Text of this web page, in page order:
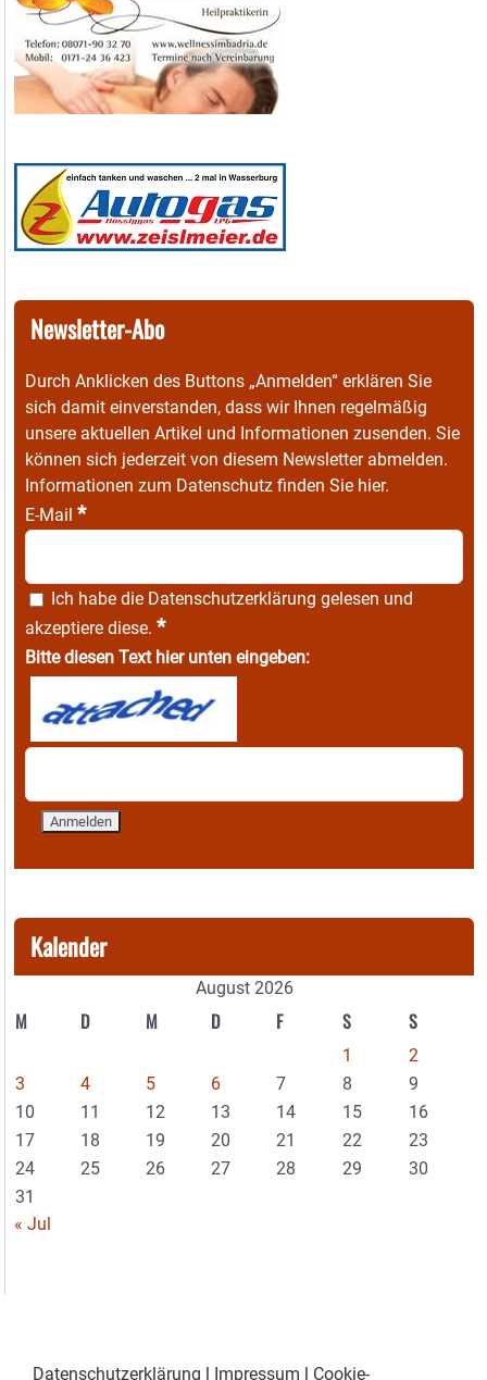
Newsletter-Abo
Durch Anklicken des Buttons „Anmelden“ erklären Sie
sich damit einverstanden, dass wir Ihnen regelmäßig
unsere aktuellen Artikel und Informationen zusenden. Sie
können sich jederzeit von diesem Newsletter abmelden.
Informationen zum Datenschutz finden Sie hier.
E-Mail *
Ich habe die Datenschutzerklärung gelesen und
akzeptiere diese. *
Bitte diesen Text hier unten eingeben:
Kalender
August 2026
M D M D F S S
1
2
3
4 5 6 7 8
9
10
11 12 13 14 15
16
17
18 19 20 21 22
23
24
25 26 27 28 29
30
31
« Jul
Datenschutzerklärung Impressum Cookie-